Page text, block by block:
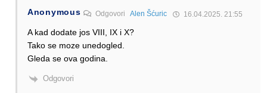
Anonymous OdgovoriAlen Šćuric 16.04.2025. 21:55
A kad dodate jos VIII, IX i X?
Tako se moze unedogled.
Gleda se ova godina.
Odgovori